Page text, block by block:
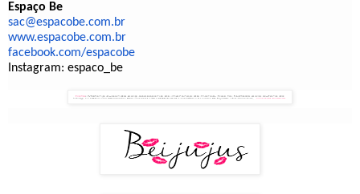
Espaço Be
sac@espacobe.com.br
www.espacobe.com.br
facebook.com/espacobe
Instagram: espaco_be